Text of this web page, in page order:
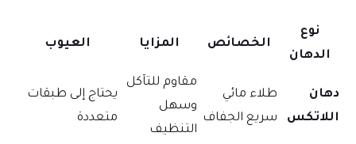
نوع
الدهان
الخصائص المزايا العيوب
دهان
اللاتكس
طلاء مائي
سريع الجفاف
مقاوم للتآكل
وسهل
التنظيف
يحتاج إلى طبقات
متعددة